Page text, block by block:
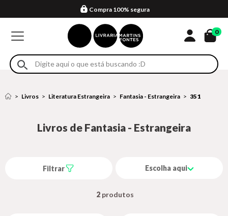
Formas de entrega
Compra 100% segura
Em até 4x sem juros no cartão*
Retire na loja
Eventos
0
Livros Literatura Estrangeira Fantasia - Estrangeira 351
Livros de Fantasia - Estrangeira
Filtrar Escolha aqui
2